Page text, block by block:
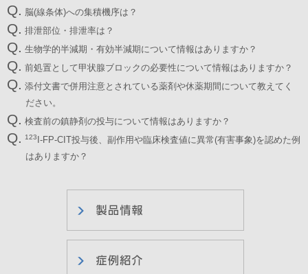
Q. 脳(線条体)への集積機序は？
Q. 排泄部位・排泄率は？
Q. 生物学的半減期・有効半減期について情報はありますか？
Q. 前処置として甲状腺ブロックの必要性について情報はありますか？
Q.
添付文書で併用注意とされている薬剤や休薬期間について教えてく
ださい。
Q. 検査前の鎮静剤の投与について情報はありますか？
Q. 123I-FP-CIT投与後、副作用や臨床検査値に異常(有害事象)を認めた例
はありますか？